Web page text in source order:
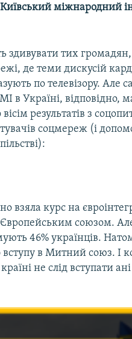
міжнародний
здивувати тих
де теми дискусій
по телевізору. Але
в Україні, відповідно,
результатів з
соцмереж (і
взяла курс на
союзом. Але
46% українців.
в Митний союз. І
не слід вступати